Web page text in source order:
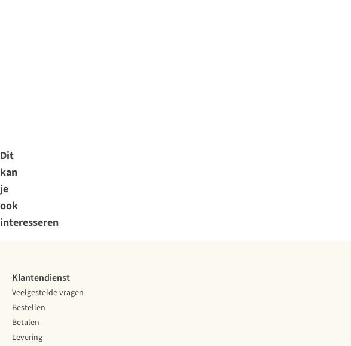
Dit
kan
je
ook
interesseren
Klantendienst
Veelgestelde vragen
Bestellen
Betalen
Levering